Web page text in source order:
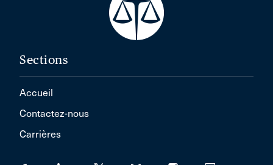
Sections
Accueil
Contactez-nous
Carrières